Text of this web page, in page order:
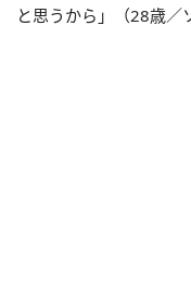
と思うから」（28歳／